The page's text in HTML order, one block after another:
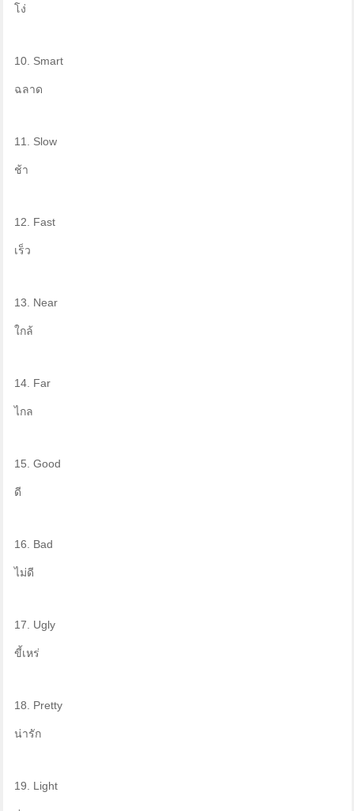
โง่
10. Smart
ฉลาด
11. Slow
ช้า
12. Fast
เร็ว
13. Near
ใกล้
14. Far
ไกล
15. Good
ดี
16. Bad
ไม่ดี
17. Ugly
ขี้เหร่
18. Pretty
น่ารัก
19. Light